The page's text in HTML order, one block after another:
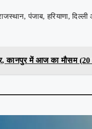
पंजाब, हरियाणा,
में आज का मौसम (20